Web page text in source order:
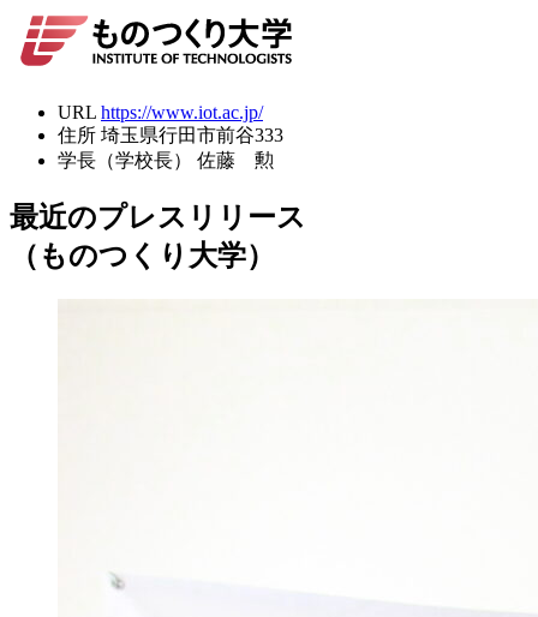
URL https://www.iot.ac.jp/
住所 埼玉県行田市前谷333
学長（学校長）
佐藤 勲
最近のプレスリリース
（ものつくり大学）